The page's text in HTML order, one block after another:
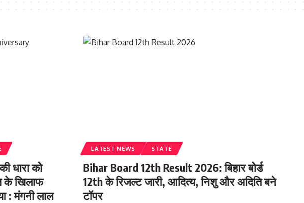
धारा को
के खिलाफ
: मंगनी लाल
LATEST NEWS STATE
Bihar Board 12th Result 2026: बिहार बोर्ड
12th के रिजल्ट जारी, आदित्य, निशु और अदिति बने
टॉपर